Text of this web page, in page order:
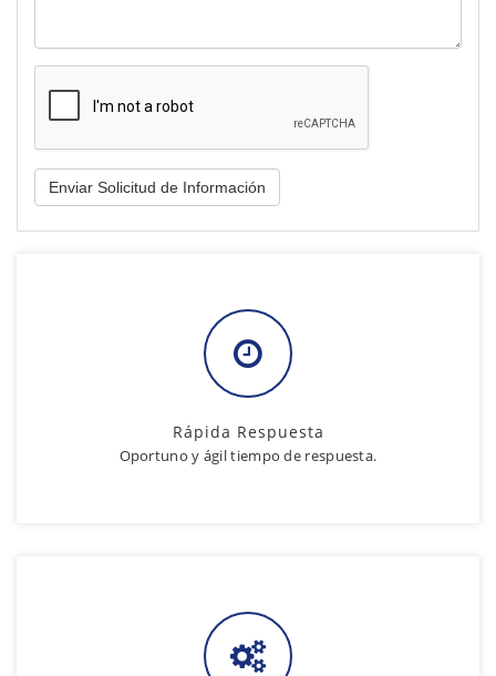
Rápida Respuesta
Oportuno y ágil tiempo de respuesta.